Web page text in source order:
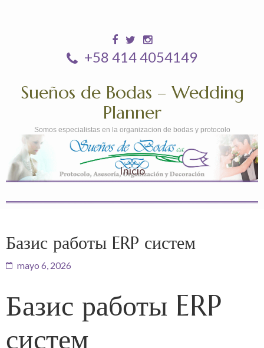
+58 414 4054149
Sueños de Bodas – Wedding
Planner
Somos especialistas en la organizacion de bodas y protocolo
Inicio
Базис работы ERP систем
mayo 6, 2026
Базис работы ERP
систем